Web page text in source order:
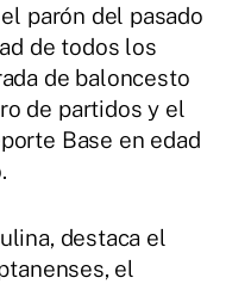
parón del pasado
de todos los
de baloncesto
de partidos y el
Base en edad
destaca el
el